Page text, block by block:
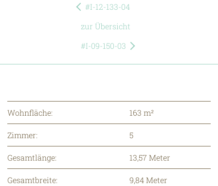
#I-12-133-04
zur Übersicht
#I-09-150-03
Wohnfläche: 163 m²
Zimmer: 5
Gesamtlänge: 13,57 Meter
Gesamtbreite: 9,84 Meter